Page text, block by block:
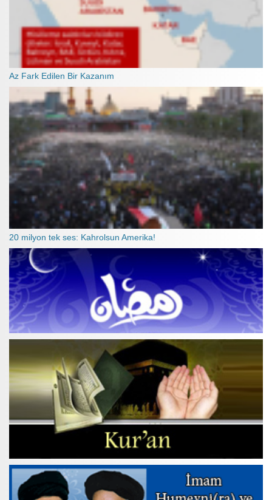
Az Fark Edilen Bir Kazanım
20 milyon tek ses: Kahrolsun Amerika!